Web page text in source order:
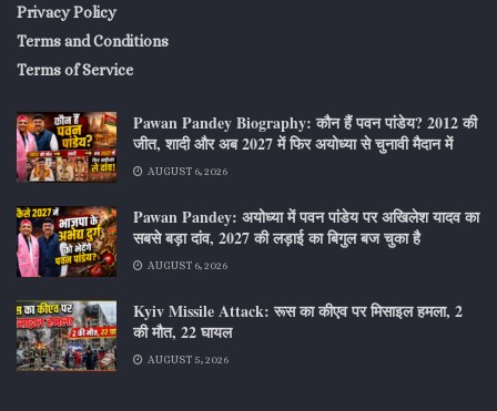
Privacy Policy
Terms and Conditions
Terms of Service
Pawan Pandey Biography: कौन हैं पवन पांडेय? 2012 की
जीत, शादी और अब 2027 में फिर अयोध्या से चुनावी मैदान में
AUGUST 6, 2026
Pawan Pandey: अयोध्या में पवन पांडेय पर अखिलेश यादव का
सबसे बड़ा दांव, 2027 की लड़ाई का बिगुल बज चुका है
AUGUST 6, 2026
Kyiv Missile Attack: रूस का कीएव पर मिसाइल हमला, 2
की मौत, 22 घायल
AUGUST 5, 2026